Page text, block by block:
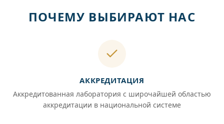
ПОЧЕМУ ВЫБИРАЮТ НАС
АККРЕДИТАЦИЯ
Аккредитованная лаборатория с широчайшей областью
аккредитации в национальной системе